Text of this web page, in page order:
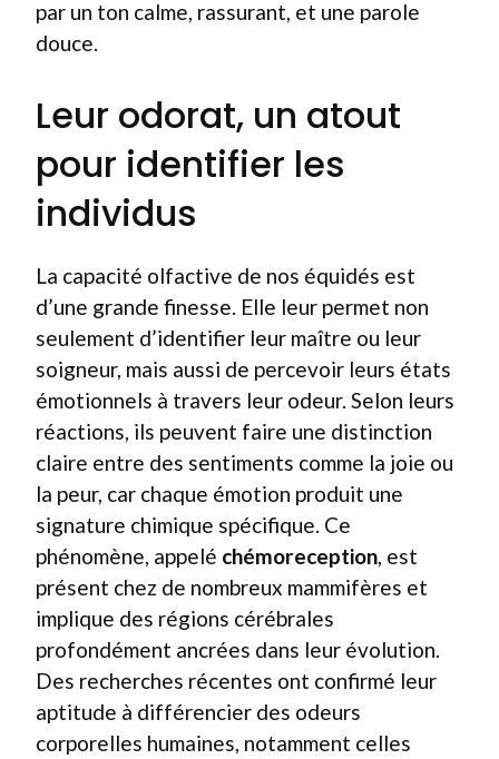
par un ton calme, rassurant, et une parole
douce.
Leur odorat, un atout
pour identifier les
individus
La capacité olfactive de nos équidés est
d’une grande finesse. Elle leur permet non
seulement d’identifier leur maître ou leur
soigneur, mais aussi de percevoir leurs états
émotionnels à travers leur odeur. Selon leurs
réactions, ils peuvent faire une distinction
claire entre des sentiments comme la joie ou
la peur, car chaque émotion produit une
signature chimique spécifique. Ce
phénomène, appelé chémoreception , est
présent chez de nombreux mammifères et
implique des régions cérébrales
profondément ancrées dans leur évolution.
Des recherches récentes ont confirmé leur
aptitude à différencier des odeurs
corporelles humaines, notamment celles